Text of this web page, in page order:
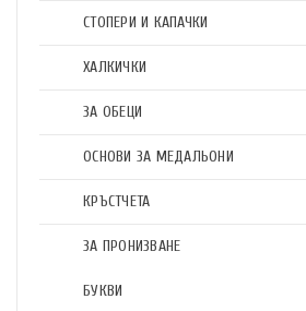
СТОПЕРИ И КАПАЧКИ
ХАЛКИЧКИ
ЗА ОБЕЦИ
ОСНОВИ ЗА МЕДАЛЬОНИ
КРЪСТЧЕТА
ЗА ПРОНИЗВАНЕ
БУКВИ